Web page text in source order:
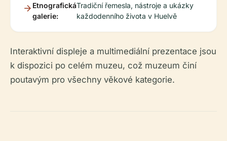
Etnografická
galerie:
Tradiční řemesla, nástroje a ukázky
každodenního života v Huelvě
Interaktivní displeje a multimediální prezentace jsou
k dispozici po celém muzeu, což muzeum činí
poutavým pro všechny věkové kategorie.